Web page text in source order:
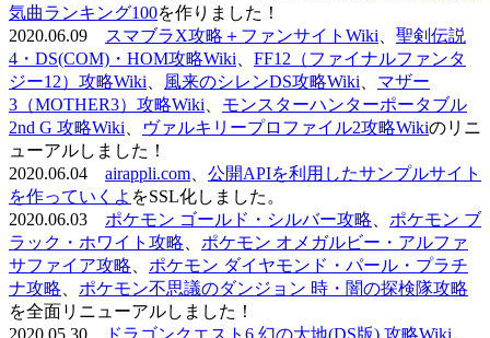
気曲ランキング100を作りました！
2020.06.09
スマブラX攻略＋ファンサイトWiki
聖剣伝説
4・DS(COM)・HOM攻略Wiki
FF12（ファイナルファンタ
ジー12）攻略Wiki
風来のシレンDS攻略Wiki
マザー
3（MOTHER3）攻略Wiki
モンスターハンターポータブル
2nd G 攻略Wiki
ヴァルキリープロファイル2攻略Wikiのリニ
ューアルしました！
2020.06.04 airappli.com
公開APIを利用したサンプルサイト
を作っていくよ をSSL化しました。
2020.06.03 ポケモン ゴールド・シルバー攻略
ポケモン ブ
ラック・ホワイト攻略
ポケモン オメガルビー・アルファ
サファイア攻略
ポケモン ダイヤモンド・パール・プラチ
ナ攻略
ポケモン不思議のダンジョン 時・闇の探検隊攻略
を全面リニューアルしました！
2020.05.30
ドラゴンクエスト6 幻の大地(DS版) 攻略Wiki